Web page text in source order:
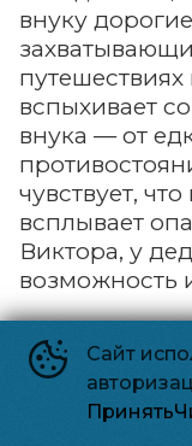
внуку
вспыхивает
внука — от
чувствует,
всплывает
Виктора, у
возможность
Пекло
Сайт
Принять